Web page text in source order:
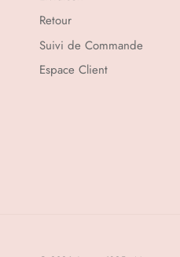
Retour
Suivi de Commande
Espace Client